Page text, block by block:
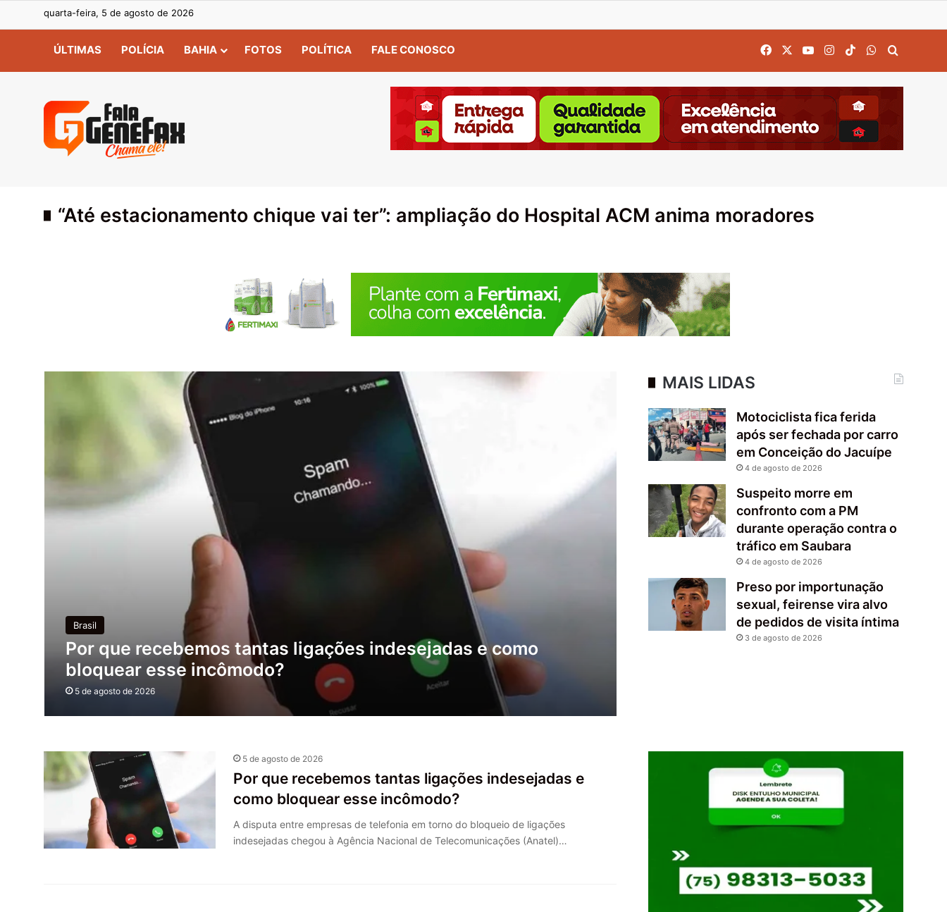
quarta-feira, 5 de agosto de 2026
ÚLTIMAS POLÍCIA BAHIA FOTOS POLÍTICA FALE CONOSCO FacebookYouTubeInstagram
TikTokWhatsApp
“Até estacionamento chique vai ter”: ampliação do Hospital ACM anima moradores
Brasil
Por que recebemos tantas ligações indesejadas e como
bloquear esse incômodo?
5 de agosto de 2026
MAIS LIDAS
Motociclista fica ferida
após ser fechada por carro
em Conceição do Jacuípe
4 de agosto de 2026
Suspeito morre em
confronto com a PM
durante operação contra o
tráfico em Saubara
4 de agosto de 2026
Preso por importunação
sexual, feirense vira alvo
de pedidos de visita íntima
3 de agosto de 2026
5 de agosto de 2026
Por que recebemos tantas ligações indesejadas e
como bloquear esse incômodo?
A disputa entre empresas de telefonia em torno do bloqueio de ligações
indesejadas chegou à Agência Nacional de Telecomunicações (Anatel)…